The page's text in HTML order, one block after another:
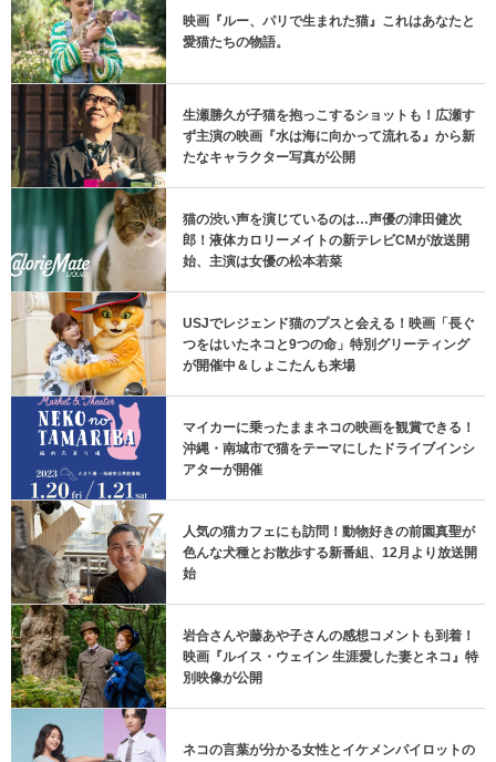
映画『ルー、パリで生まれた猫』これはあなたと
愛猫たちの物語。
生瀬勝久が子猫を抱っこするショットも！広瀬す
ず主演の映画『水は海に向かって流れる』から新
たなキャラクター写真が公開
猫の渋い声を演じているのは…声優の津田健次
郎！液体カロリーメイトの新テレビCMが放送開
始、主演は女優の松本若菜
USJでレジェンド猫のプスと会える！映画「長ぐ
つをはいたネコと9つの命」特別グリーティング
が開催中＆しょこたんも来場
マイカーに乗ったままネコの映画を観賞できる！
沖縄・南城市で猫をテーマにしたドライブインシ
アターが開催
人気の猫カフェにも訪問！動物好きの前園真聖が
色んな犬種とお散歩する新番組、12月より放送開
始
岩合さんや藤あや子さんの感想コメントも到着！
映画『ルイス・ウェイン 生涯愛した妻とネコ』特
別映像が公開
ネコの言葉が分かる女性とイケメンパイロットの